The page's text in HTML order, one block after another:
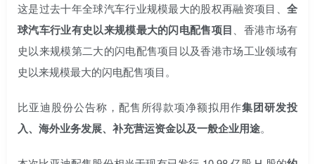
这是过去十年全球汽车行业规模最大的股权再融资项目、 全
球汽车行业有史以来规模最大的闪电配售项目
、香港市场有
史以来规模第二大的闪电配售项目以及香港市场工业领域有
史以来规模最大的闪电配售项目。
比亚迪股份公告称，配售所得款项净额拟用作集团研发投
入、海外业务发展、补充营运资金以及一般企业用途。